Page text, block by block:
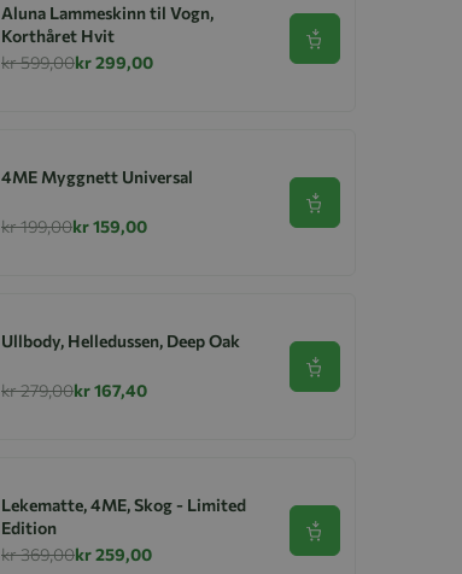
Aluna Lammeskinn til Vogn,
Korthåret Hvit
kr 599,00kr 299,00
Se produkt
4ME Myggnett Universal
kr 199,00kr 159,00
Se produkt
Ullbody, Helledussen, Deep Oak
kr 279,00kr 167,40
Se produkt
Lekematte, 4ME, Skog - Limited
Edition
kr 369,00kr 259,00
Se produkt